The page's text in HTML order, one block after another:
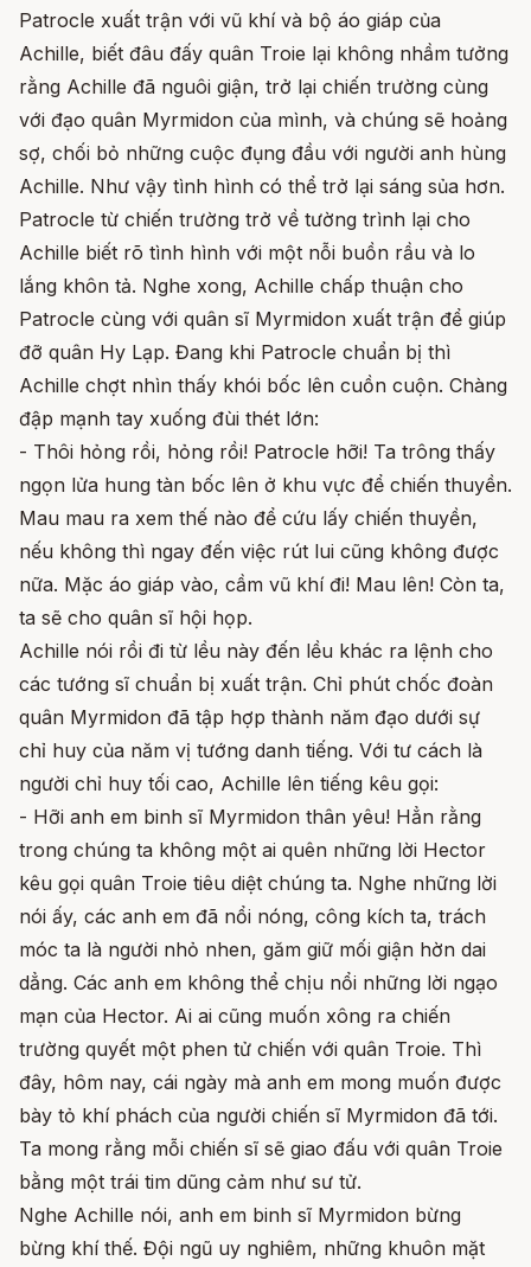
Patrocle xuất trận với vũ khí và bộ áo giáp của
Achille, biết đâu đấy quân Troie lại không nhầm tưởng
rằng Achille đã nguôi giận, trở lại chiến trường cùng
với đạo quân Myrmidon của mình, và chúng sẽ hoảng
sợ, chối bỏ những cuộc đụng đầu với người anh hùng
Achille. Như vậy tình hình có thể trở lại sáng sủa hơn.
Patrocle từ chiến trường trở về tường trình lại cho
Achille biết rõ tình hình với một nỗi buồn rầu và lo
lắng khôn tả. Nghe xong, Achille chấp thuận cho
Patrocle cùng với quân sĩ Myrmidon xuất trận để giúp
đỡ quân Hy Lạp. Đang khi Patrocle chuẩn bị thì
Achille chợt nhìn thấy khói bốc lên cuồn cuộn. Chàng
đập mạnh tay xuống đùi thét lớn:
- Thôi hỏng rồi, hỏng rồi! Patrocle hỡi! Ta trông thấy
ngọn lửa hung tàn bốc lên ở khu vực để chiến thuyền.
Mau mau ra xem thế nào để cứu lấy chiến thuyền,
nếu không thì ngay đến việc rút lui cũng không được
nữa. Mặc áo giáp vào, cầm vũ khí đi! Mau lên! Còn ta,
ta sẽ cho quân sĩ hội họp.
Achille nói rồi đi từ lều này đến lều khác ra lệnh cho
các tướng sĩ chuẩn bị xuất trận. Chỉ phút chốc đoàn
quân Myrmidon đã tập hợp thành năm đạo dưới sự
chỉ huy của năm vị tướng danh tiếng. Với tư cách là
người chỉ huy tối cao, Achille lên tiếng kêu gọi:
- Hỡi anh em binh sĩ Myrmidon thân yêu! Hẳn rằng
trong chúng ta không một ai quên những lời Hector
kêu gọi quân Troie tiêu diệt chúng ta. Nghe những lời
nói ấy, các anh em đã nổi nóng, công kích ta, trách
móc ta là người nhỏ nhen, găm giữ mối giận hờn dai
dẳng. Các anh em không thể chịu nổi những lời ngạo
mạn của Hector. Ai ai cũng muốn xông ra chiến
trường quyết một phen tử chiến với quân Troie. Thì
đây, hôm nay, cái ngày mà anh em mong muốn được
bày tỏ khí phách của người chiến sĩ Myrmidon đã tới.
Ta mong rằng mỗi chiến sĩ sẽ giao đấu với quân Troie
bằng một trái tim dũng cảm như sư tử.
Nghe Achille nói, anh em binh sĩ Myrmidon bừng
bừng khí thế. Đội ngũ uy nghiêm, những khuôn mặt